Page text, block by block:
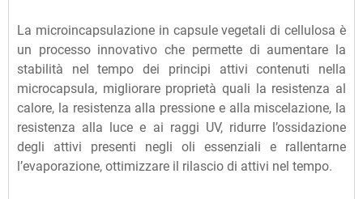
La microincapsulazione in capsule vegetali di cellulosa è
un processo innovativo che permette di aumentare la
stabilità nel tempo dei principi attivi contenuti nella
microcapsula, migliorare proprietà quali la resistenza al
calore, la resistenza alla pressione e alla miscelazione, la
resistenza alla luce e ai raggi UV, ridurre l’ossidazione
degli attivi presenti negli oli essenziali e rallentarne
l’evaporazione, ottimizzare il rilascio di attivi nel tempo.